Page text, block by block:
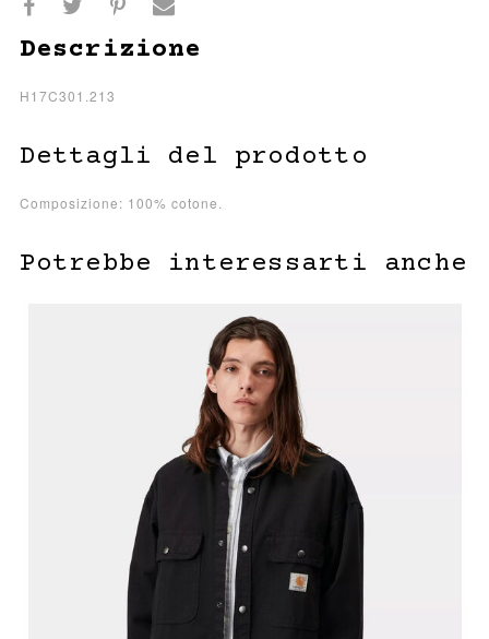
Descrizione
H17C301.213
Dettagli del prodotto
Composizione: 100% cotone.
Potrebbe interessarti anche